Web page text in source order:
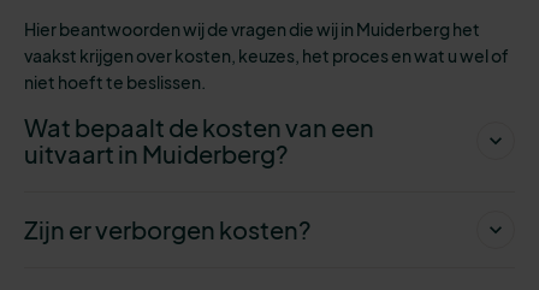
Hier beantwoorden wij de vragen die wij in Muiderberg het
vaakst krijgen over kosten, keuzes, het proces en wat u wel of
niet hoeft te beslissen.
Wat bepaalt de kosten van een
uitvaart in Muiderberg?
Zijn er verborgen kosten?